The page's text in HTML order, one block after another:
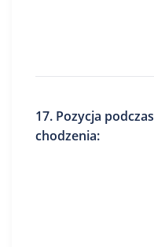
17. Pozycja podczas
chodzenia: